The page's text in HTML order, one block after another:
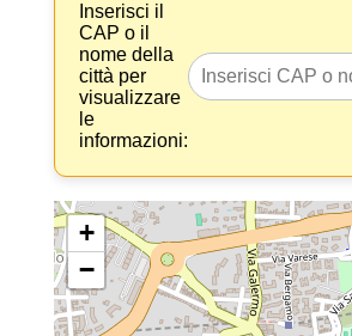
Inserisci il
CAP o il
nome della
città per
visualizzare
le
informazioni:
+
−